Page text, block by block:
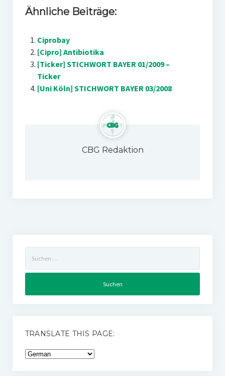
Ähnliche Beiträge:
Ciprobay
[Cipro] Antibiotika
[Ticker] STICHWORT BAYER 01/2009 –
Ticker
[Uni Köln] STICHWORT BAYER 03/2008
CBG Redaktion
nach:
TRANSLATE THIS PAGE: